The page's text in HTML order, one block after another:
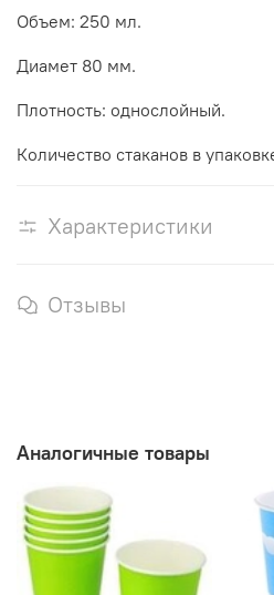
Объем: 250 мл.
Диамет 80 мм.
Плотность: однослойный.
Количество стаканов в
Характеристики
Отзывы
Аналогичные товары